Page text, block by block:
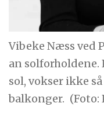
Vibeke Næss ved
an solforholdene.
sol, vokser ikke
balkonger. (Foto: